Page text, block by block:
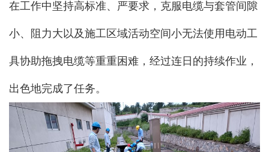
在工作中坚持高标准、严要求，克服电缆与套管间隙
小、阻力大以及施工区域活动空间小无法使用电动工
具协助拖拽电缆等重重困难，经过连日的持续作业，
出色地完成了任务。